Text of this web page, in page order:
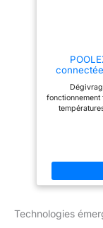
Sol, Semi-
également
baignade et
à chaleur
pour piloter la
distance via
smartphone.
Technologies